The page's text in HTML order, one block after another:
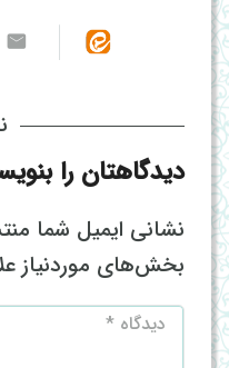
دیدگاهتان را
نشانی ایمیل شما
بخش‌های موردنیاز